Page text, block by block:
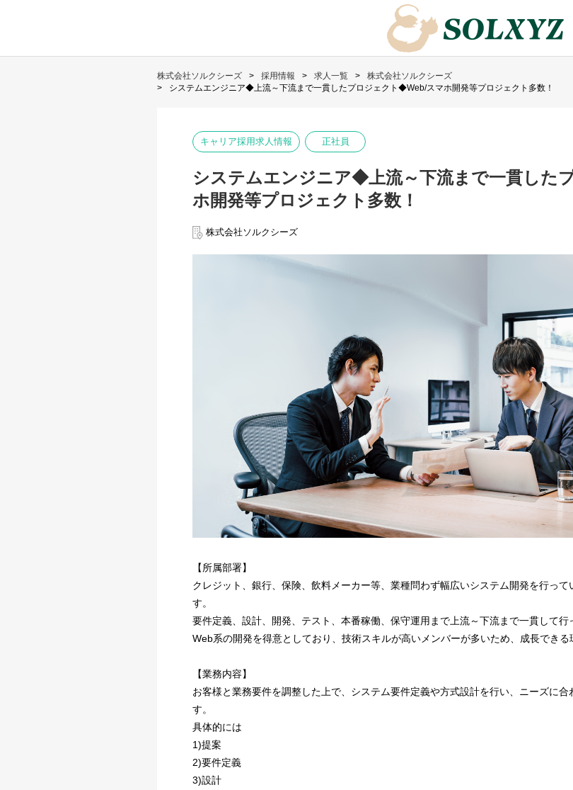
株式会社ソルクシーズ 採用情報 求人一覧
株式会社ソルクシーズ
システムエンジニア◆上流～下流まで一貫したプロジェクト◆Web/スマホ開発等プロジェクト多数！
キャリア採用求人情報 正社員
システムエンジニア◆上流～下流まで一貫した
ホ開発等プロジェクト多数！
株式会社ソルクシーズ
【所属部署】
クレジット、銀行、保険、飲料メーカー等、業種問わず幅広いシステム開発を行っ
す。
要件定義、設計、開発、テスト、本番稼働、保守運用まで上流～下流まで一貫して行
Web系の開発を得意としており、技術スキルが高いメンバーが多いため、成長できる
【業務内容】
お客様と業務要件を調整した上で、システム要件定義や方式設計を行い、ニーズに
す。
具体的には
1)提案
2)要件定義
3)設計